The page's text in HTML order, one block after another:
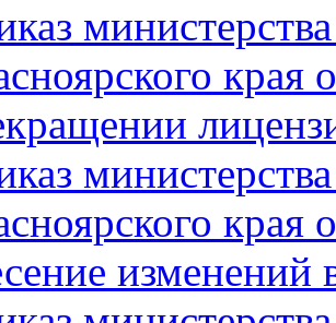
изменений